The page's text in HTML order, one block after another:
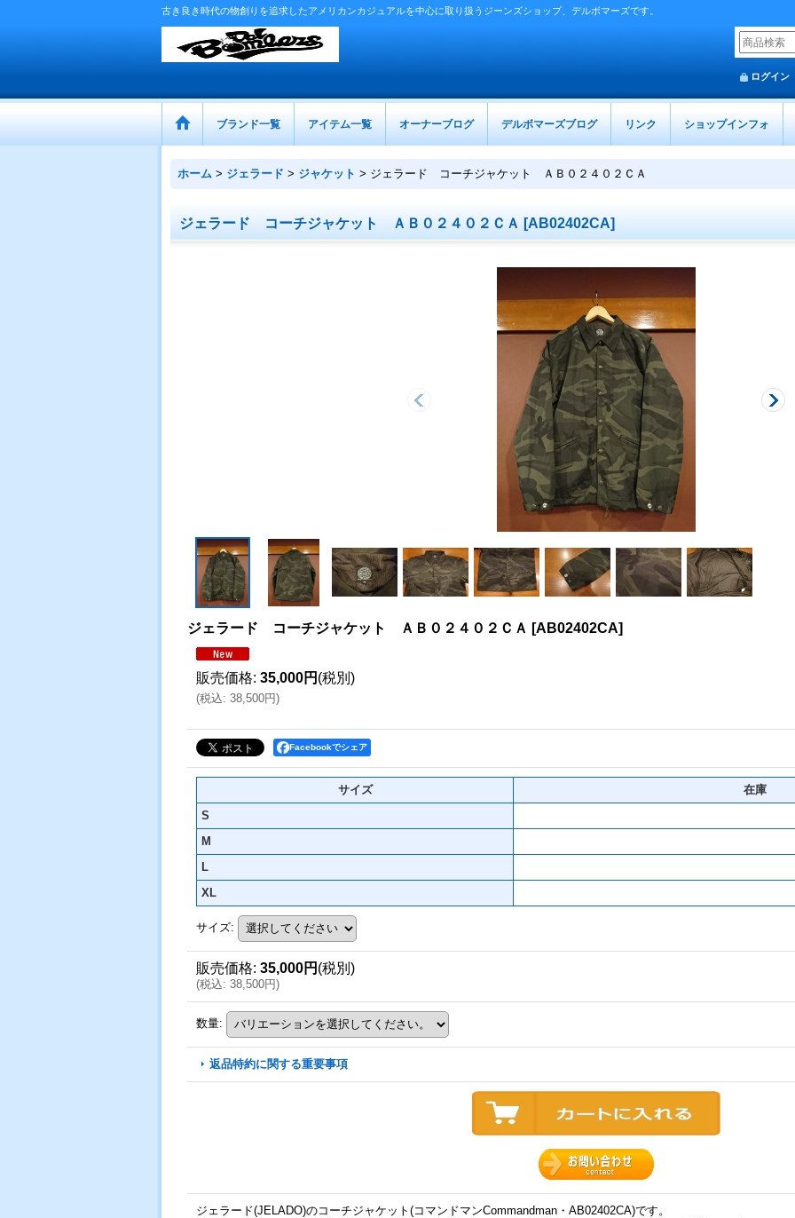
古き良き時代の物創りを追求したアメリカンカジュアルを中心に取り扱うジーンズショップ、デルボマーズです。
ログイン
ブランド一覧 アイテム一覧 オーナーブログ デルボマーズブログ リンク ショップインフォ
ホーム > ジェラード > ジャケット > ジェラード コーチジャケット ＡＢ０２４０２ＣＡ
ジェラード コーチジャケット ＡＢ０２４０２ＣＡ [AB02402CA]
ジェラード コーチジャケット ＡＢ０２４０２ＣＡ [AB02402CA]
販売価格: 35,000円 (税別)
(税込: 38,500円)
Facebookでシェア
サイズ
在庫
S
M
L
XL
サイズ:
販売価格: 35,000円 (税別)
(税込: 38,500円)
数量:
返品特約に関する重要事項
ジェラード(JELADO)のコーチジャケット(コマンドマンCommandman・AB02402CA)です。